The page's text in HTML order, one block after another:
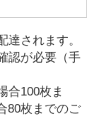
されます。
認が必要（手
合100枚ま
80枚までのご